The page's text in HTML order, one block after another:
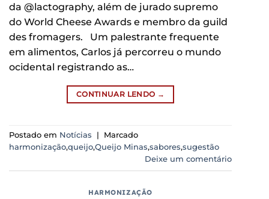
da @lactography, além de jurado supremo
do World Cheese Awards e membro da guild
des fromagers. Um palestrante frequente
em alimentos, Carlos já percorreu o mundo
ocidental registrando as…
CONTINUAR LENDO →
Postado em Notícias |
Marcado
harmonização,queijo,Queijo Minas,sabores,sugestão
Deixe um comentário
HARMONIZAÇÃO